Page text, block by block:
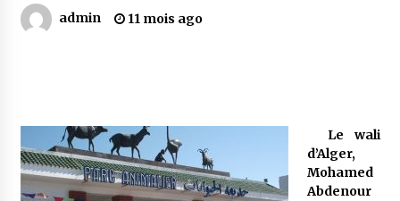
4 ans ago
« Père, tiens-moi, je vais tomber ! »
5 ans ago
admin 11 mois ago
Le wali
d’Alger,
Mohamed
Abdenour